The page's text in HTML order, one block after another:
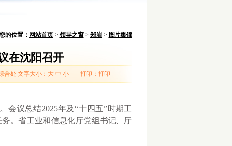
您的位置： 网站首页> 领导之窗> 郑岩> 图片集锦
在沈阳召开
合处 文字大小： 大 中 小 打印： 打印
议总结2025年及“十四五”时期工
。省工业和信息化厅党组书记、厅